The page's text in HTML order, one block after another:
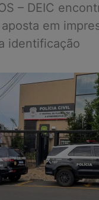
– DEIC
em
identificação